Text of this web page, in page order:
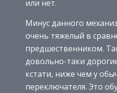
или нет.
Минус данного
очень тяжелый в
предшественником.
довольно-таки
кстати, ниже чем у
переключателя. Это